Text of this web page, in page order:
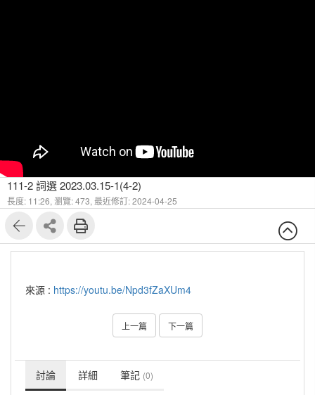
111-2 詞選 2023.03.15-1(4-2)
長度: 11:26, 瀏覽: 473, 最近修訂: 2024-04-25
來源 : https://youtu.be/Npd3fZaXUm4
上一篇 下一篇
討論 詳細 筆記 (0)